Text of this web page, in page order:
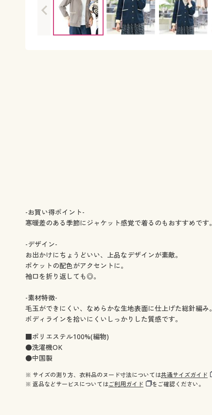
-お買い得ポイント-
寒暖差のある季節にジャケット感覚で着るのもおすすめです。
-デザイン-
お出かけにちょうどいい、上品なデザインが素敵。
ポケットの配色がアクセントに。
袖口を折り返しても◎。
-素材特徴-
毛玉ができにくい、なめらかな生地表面に仕上げた総針編み。
ボディラインを拾いにくいしっかりした質感です。
■ポリエステル100%(編物)
●洗濯機OK
●中国製
※ サイズの測り方、衣料品のヌード寸法については共通サイズガイド
※ 返品などサービスについてはご利用ガイド をご確認ください。